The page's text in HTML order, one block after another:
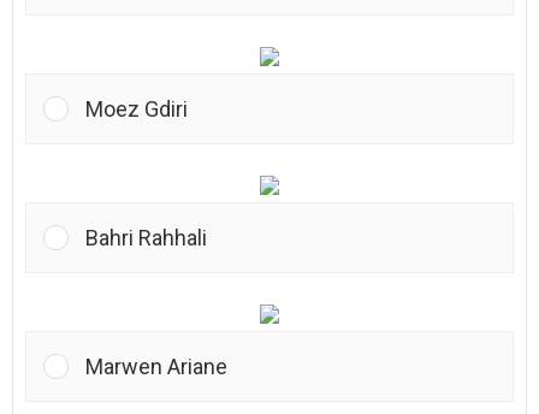
Moez Gdiri
Bahri Rahhali
Marwen Ariane